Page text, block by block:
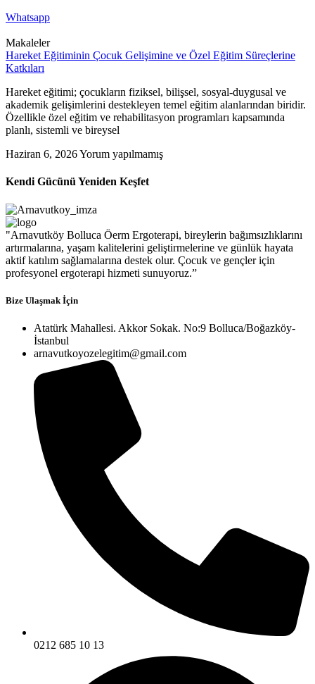
Whatsapp
Makaleler
Hareket Eğitiminin Çocuk Gelişimine ve Özel Eğitim Süreçlerine
Katkıları
Hareket eğitimi; çocukların fiziksel, bilişsel, sosyal-duygusal ve
akademik gelişimlerini destekleyen temel eğitim alanlarından biridir.
Özellikle özel eğitim ve rehabilitasyon programları kapsamında
planlı, sistemli ve bireysel
Haziran 6, 2026Yorum yapılmamış
Kendi Gücünü Yeniden Keşfet
"Arnavutköy Bolluca Öerm Ergoterapi, bireylerin bağımsızlıklarını
artırmalarına, yaşam kalitelerini geliştirmelerine ve günlük hayata
aktif katılım sağlamalarına destek olur. Çocuk ve gençler için
profesyonel ergoterapi hizmeti sunuyoruz.”
Bize Ulaşmak İçin
Atatürk Mahallesi. Akkor Sokak. No:9 Bolluca/Boğazköy-
İstanbul
arnavutkoyozelegitim@gmail.com
0212 685 10 13